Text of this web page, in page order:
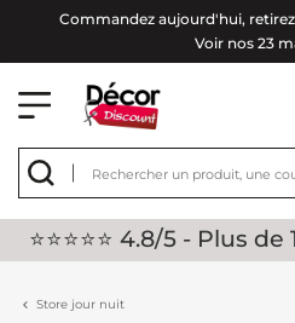
Commandez aujourd'hui,
Voir nos 23
⭐⭐⭐⭐⭐ 4.8/5 - Plus
Store jour nuit